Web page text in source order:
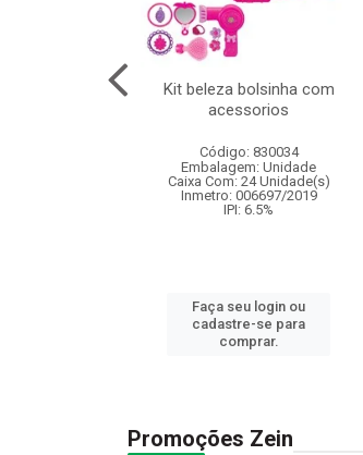
Kit beleza bolsinha com
acessorios
Código: 830034
Embalagem: Unidade
Caixa Com: 24 Unidade(s)
Inmetro: 006697/2019
IPI: 6.5%
Faça seu login ou
cadastre-se para
comprar.
Promoções Zein